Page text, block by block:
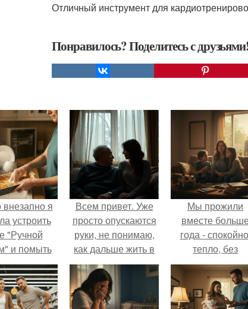
Отличный инструмент для
Понравилось? Поделитесь с
внезапно я
устроить
"Ручной
и помыть
без помощи
Всем привет. Уже
просто опускаются
руки, не понимаю,
как дальше жить в
этой ситуации.
Мы прожили
вместе
года -
тепло, без
конфликтов.